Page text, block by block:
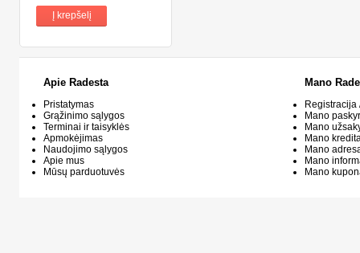
Į krepšelį
Apie Radesta
Pristatymas
Grąžinimo sąlygos
Terminai ir taisyklės
Apmokėjimas
Naudojimo sąlygos
Apie mus
Mūsų parduotuvės
Mano
Mano
Mano
Mano
Mano
Mano
Mano